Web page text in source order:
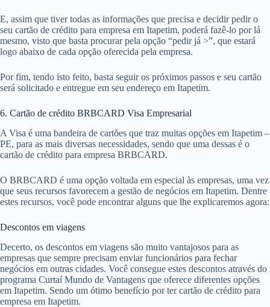
E, assim que tiver todas as informações que precisa e decidir pedir o
seu cartão de crédito para empresa em Itapetim, poderá fazê-lo por lá
mesmo, visto que basta procurar pela opção “pedir já >”, que estará
logo abaixo de cada opção oferecida pela empresa.
Por fim, tendo isto feito, basta seguir os próximos passos e seu cartão
será solicitado e entregue em seu endereço em Itapetim.
6. Cartão de crédito BRBCARD Visa Empresarial
A Visa é uma bandeira de cartões que traz muitas opções em Itapetim –
PE, para as mais diversas necessidades, sendo que uma dessas é o
cartão de crédito para empresa BRBCARD.
O BRBCARD é uma opção voltada em especial às empresas, uma vez
que seus recursos favorecem a gestão de negócios em Itapetim. Dentre
estes recursos, você pode encontrar alguns que lhe explicaremos agora:
Descontos em viagens
Decerto, os descontos em viagens são muito vantajosos para as
empresas que sempre precisam enviar funcionários para fechar
negócios em outras cidades. Você consegue estes descontos através do
programa Curtaí Mundo de Vantagens que oferece diferentes opções
em Itapetim. Sendo um ótimo benefício por ter cartão de crédito para
empresa em Itapetim.